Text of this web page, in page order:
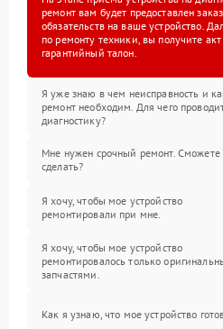
ремонт вам будет предоставлен
обязательств на ваше устройство.
по ремонту техники, вы получите
гарантийный талон.
Я уже знаю в чем неисправность и
ремонт необходим. Для чего
диагностику?
Мне нужен срочный ремонт. Сможете
сделать?
Я хочу, чтобы мое устройство
ремонтировали при мне.
Я хочу, чтобы мое устройство
ремонтировалось только
запчастями.
Как я узнаю, что мое устройство